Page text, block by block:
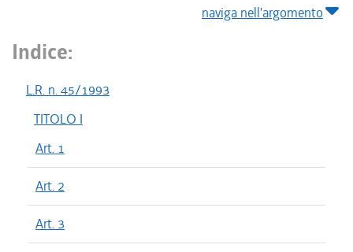
naviga nell'argomento
Indice:
L.R. n. 45/1993
TITOLO I
Art. 1
Art. 2
Art. 3